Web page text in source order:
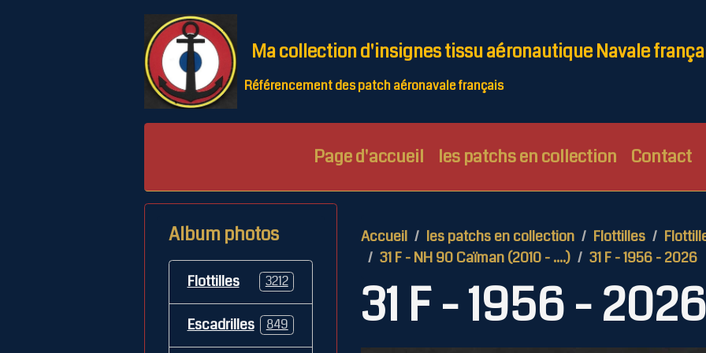
Ma collection d'insignes tissu aéronautique Navale
Référencement des patch aéronavale français
Page d'accueil les patchs en collection Contact
Accueil les patchs en collection Flottilles
31 F - NH 90 Caïman (2010 - ....)
31 F - 1956 - 2026
31 F - 1956 - 2026
Album photos
Flottilles 3212
Escadrilles 849